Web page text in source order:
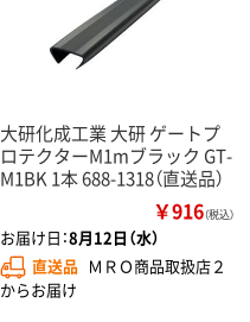
大研化成工業 大研 ゲートプ
ロテクターM1mブラック GT-
M1BK 1本 688-1318（直送品）
￥916（税込）
お届け日：8月12日（水）
直送品 ＭＲＯ商品取扱店２
からお届け